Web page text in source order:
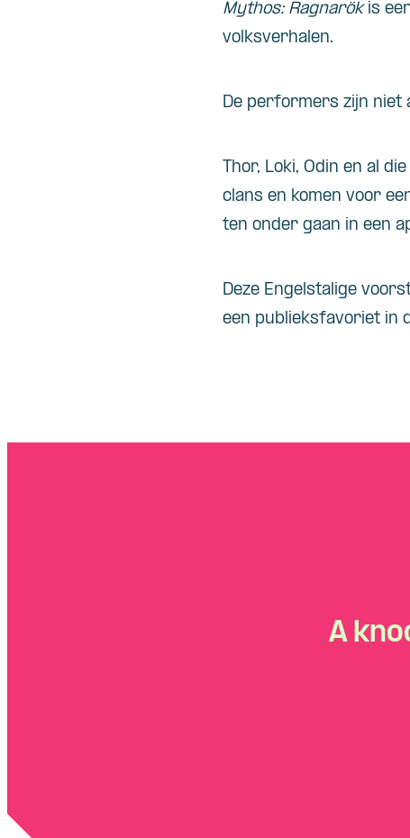
Mythos: Ragnarökis
volksverhalen.
De performers zijn niet
Thor, Loki, Odin en al
clans en komen voor
ten onder gaan in een
Deze Engelstalige
een publieksfavoriet in
A